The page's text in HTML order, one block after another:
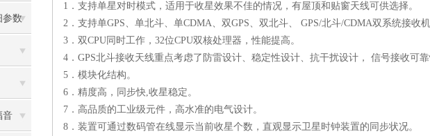
参数
音
1 ．支持单星对时模式，适用于收星效果不佳的情况，有屋顶和贴窗天线可供选择。
2 ．支持单GPS、单北斗、单CDMA、双GPS、双北斗、 GPS/北斗/CDMA双系统接收
3 ．双CPU同时工作，32位CPU双核处理器，性能提高。
4 ．GPS北斗接收天线重点考虑了防雷设计、稳定性设计、抗干扰设计， 信号接收可靠
5 ．模块化结构。
6 ．精度高，同步快,收星稳定。
7 ．高品质的工业级元件，高水准的电气设计。
8 ．装置可通过数码管在线显示当前收星个数，直观显示卫星时钟装置的同步状况。